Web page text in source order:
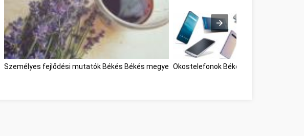
Személyes fejlődési mutatók Békés Békés megye Okostelefonok Békés megye